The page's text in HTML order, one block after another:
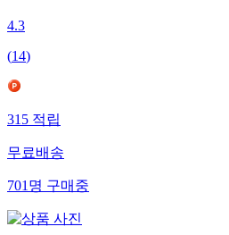
4.3
(14)
315적립
무료배송
701명구매중